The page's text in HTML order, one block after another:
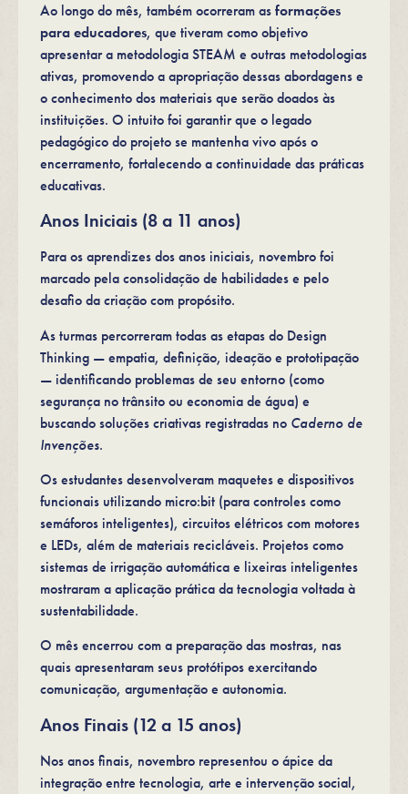
Ao longo do mês, também ocorreram asformações
para educadores, que tiveram como objetivo
apresentar a metodologia STEAM e outras metodologias
ativas, promovendo a apropriação dessas abordagens e
o conhecimento dos materiais que serão doados às
instituições. O intuito foi garantir que o legado
pedagógico do projeto se mantenha vivo após o
encerramento, fortalecendo a continuidade das práticas
educativas.
Anos Iniciais (8 a 11 anos)
Para os aprendizes dos anos iniciais, novembro foi
marcado pela consolidação de habilidades e pelo
desafio da criação com propósito.
As turmas percorreram todas as etapas do Design
Thinking — empatia, definição, ideação e prototipação
— identificando problemas de seu entorno (como
segurança no trânsito ou economia de água) e
buscando soluções criativas registradas no Caderno de
Invenções.
Os estudantes desenvolveram maquetes e dispositivos
funcionais utilizando micro:bit (para controles como
semáforos inteligentes), circuitos elétricos com motores
e LEDs, além de materiais recicláveis. Projetos como
sistemas de irrigação automática e lixeiras inteligentes
mostraram a aplicação prática da tecnologia voltada à
sustentabilidade.
O mês encerrou com a preparação das mostras, nas
quais apresentaram seus protótipos exercitando
comunicação, argumentação e autonomia.
Anos Finais (12 a 15 anos)
Nos anos finais, novembro representou o ápice da
integração entre tecnologia, arte e intervenção social,